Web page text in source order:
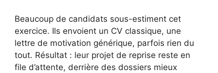
Beaucoup de candidats sous-estiment cet
exercice. Ils envoient un CV classique, une
lettre de motivation générique, parfois rien du
tout. Résultat : leur projet de reprise reste en
file d’attente, derrière des dossiers mieux